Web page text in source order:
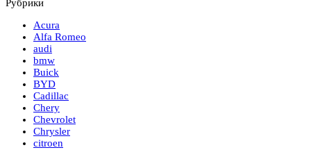
Рубрики
Acura
Alfa Romeo
audi
bmw
Buick
BYD
Cadillac
Chery
Chevrolet
Chrysler
citroen